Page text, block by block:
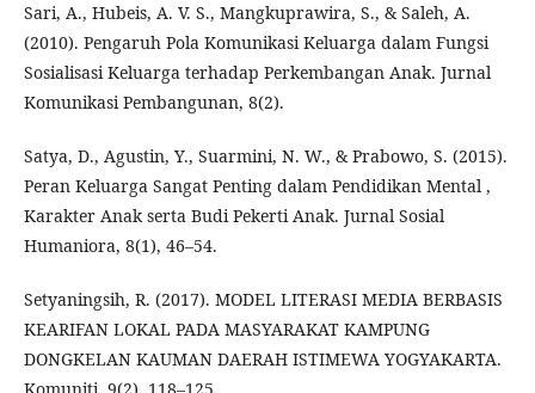
Sari, A., Hubeis, A. V. S., Mangkuprawira, S., & Saleh, A.
(2010). Pengaruh Pola Komunikasi Keluarga dalam Fungsi
Sosialisasi Keluarga terhadap Perkembangan Anak. Jurnal
Komunikasi Pembangunan, 8(2).
Satya, D., Agustin, Y., Suarmini, N. W., & Prabowo, S. (2015).
Peran Keluarga Sangat Penting dalam Pendidikan Mental ,
Karakter Anak serta Budi Pekerti Anak. Jurnal Sosial
Humaniora, 8(1), 46–54.
Setyaningsih, R. (2017). MODEL LITERASI MEDIA BERBASIS
KEARIFAN LOKAL PADA MASYARAKAT KAMPUNG
DONGKELAN KAUMAN DAERAH ISTIMEWA YOGYAKARTA.